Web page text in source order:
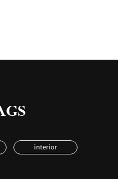
interior